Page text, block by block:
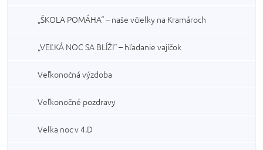
„ŠKOLA POMÁHA“ – naše včielky na Kramároch
„VEĽKÁ NOC SA BLÍŽI“ – hľadanie vajíčok
Veľkonočná výzdoba
Veľkonočné pozdravy
Velka noc v 4.D